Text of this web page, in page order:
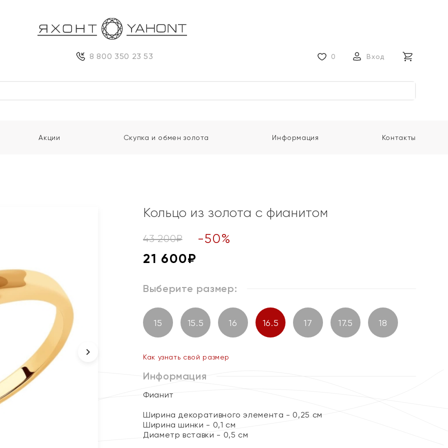
8 800 350 23 53 0 Вход
Акции Скупка и обмен золота Информация Контакты
Кольцо из золота с фианитом
43 200₽ -50%
21 600₽
Выберите размер:
15 15.5 16 16.5 17 17.5 18
Как узнать свой размер
Информация
Фианит
Ширина декоративного элемента - 0,25 см
Ширина шинки - 0,1 см
Диаметр вставки - 0,5 см